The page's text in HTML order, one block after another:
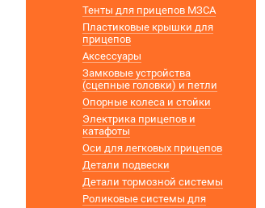
Тенты для прицепов МЗСА
Пластиковые крышки для
прицепов
Аксессуары
Замковые устройства
(сцепные головки) и петли
Опорные колеса и стойки
Электрика прицепов и
катафоты
Оси для легковых прицепов
Детали подвески
Детали тормозной системы
Роликовые системы для